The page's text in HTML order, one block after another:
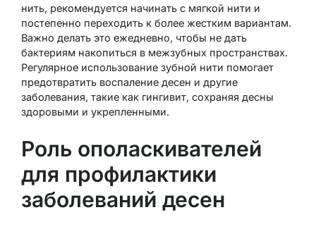
нить, рекомендуется начинать с мягкой нити и
постепенно переходить к более жестким вариантам.
Важно делать это ежедневно, чтобы не дать
бактериям накопиться в межзубных пространствах.
Регулярное использование зубной нити помогает
предотвратить воспаление десен и другие
заболевания, такие как гингивит, сохраняя десны
здоровыми и укрепленными.
Роль ополаскивателей
для профилактики
заболеваний десен